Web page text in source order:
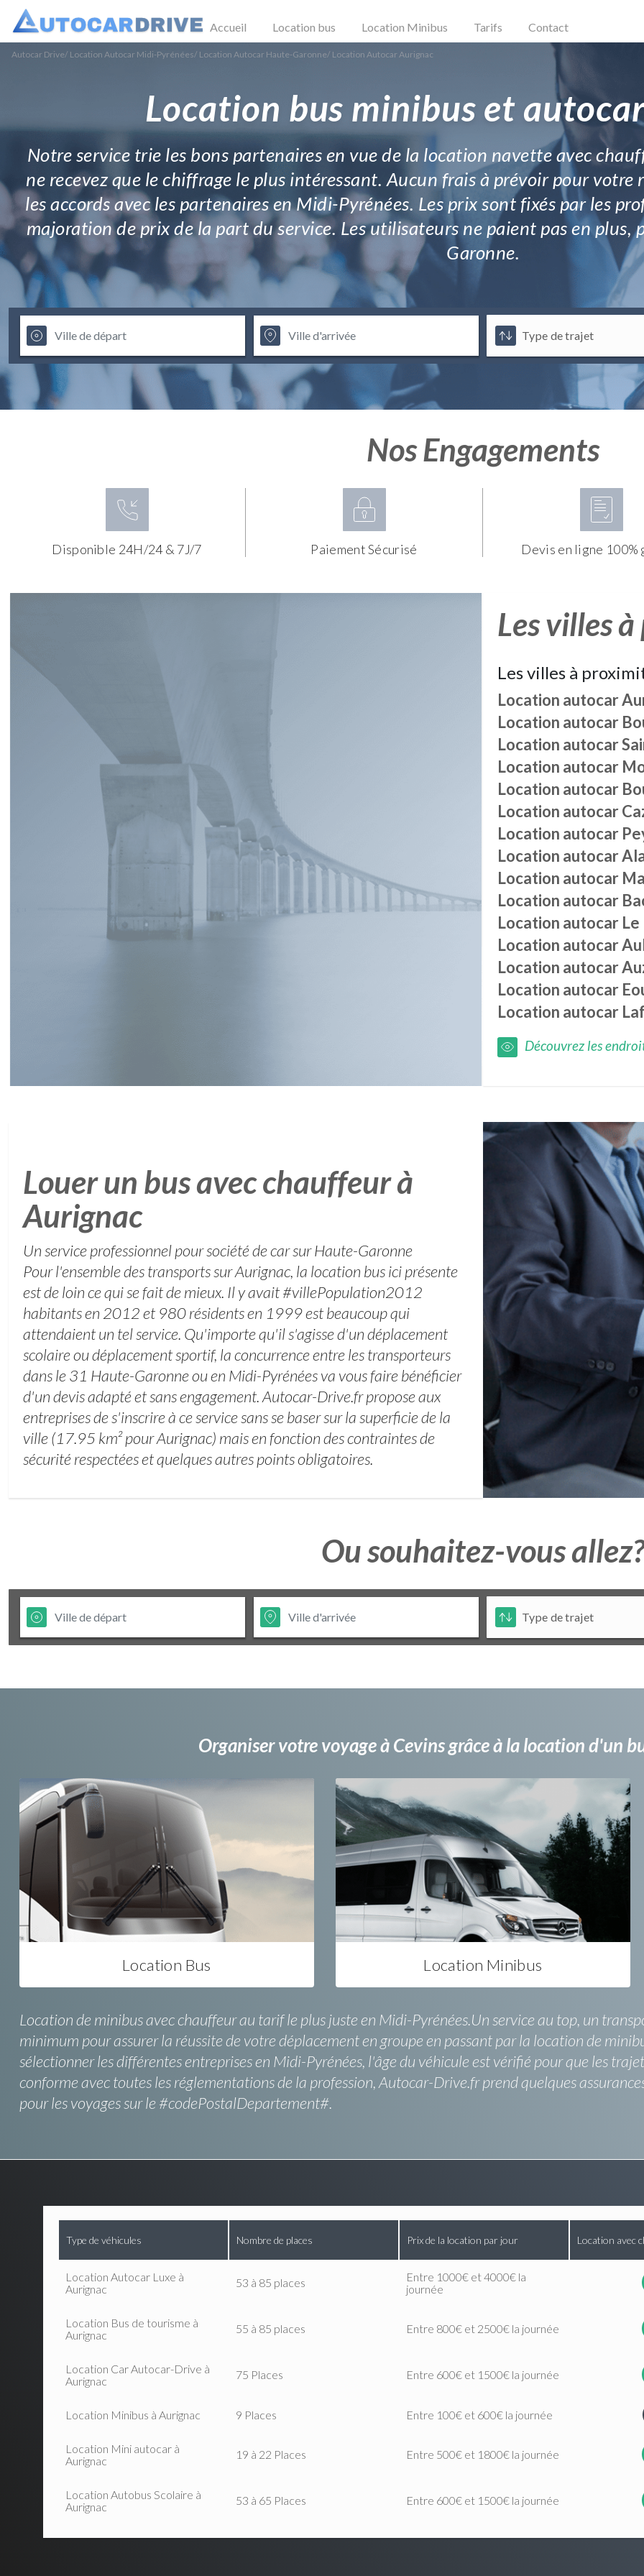
Accueil Location bus Location Minibus Tarifs Contact
Autocar Drive/ Location Autocar Midi-Pyrénées/ Location Autocar Haute-Garonne/ Location Autocar Aurignac
Location bus minibus et
Notre service trie les bons partenaires en vue de la location navette avec
ne recevez que le chiffrage le plus intéressant. Aucun frais à prévoir pour
les accords avec les partenaires en Midi-Pyrénées. Les prix sont fixés par les
majoration de prix de la part du service. Les utilisateurs ne paient pas en
Garonne.
Nos Engagements
Disponible 24H/24 & 7J/7 Paiement Sécurisé Devis en ligne
Les villes
Les villes à
Location autocar
Location autocar
Location autocar
Location autocar
Location autocar
Location autocar
Location autocar
Location autocar
Location autocar
Location autocar
Location autocar
Location autocar
Location autocar
Location autocar
Location autocar
Découvrez les
Louer un bus avec chauffeur à
Aurignac
Un service professionnel pour société de car sur Haute-Garonne
Pour l'ensemble des transports sur Aurignac, la location bus ici présente
est de loin ce qui se fait de mieux. Il y avait #villePopulation2012
habitants en 2012 et 980 résidents en 1999 est beaucoup qui
attendaient un tel service. Qu'importe qu'il s'agisse d'un déplacement
scolaire ou déplacement sportif, la concurrence entre les transporteurs
dans le 31 Haute-Garonne ou en Midi-Pyrénées va vous faire bénéficier
d'un devis adapté et sans engagement. Autocar-Drive.fr propose aux
entreprises de s'inscrire à ce service sans se baser sur la superficie de la
ville (17.95 km² pour Aurignac) mais en fonction des contraintes de
sécurité respectées et quelques autres points obligatoires.
Ou souhaitez-vous allez?
Organiser votre voyage à Cevins grâce à la location d'un
Location Bus Location Minibus
Location de minibus avec chauffeur au tarif le plus juste en Midi-Pyrénées.Un service au top, un
minimum pour assurer la réussite de votre déplacement en groupe en passant par la location de
sélectionner les différentes entreprises en Midi-Pyrénées, l'âge du véhicule est vérifié pour que les
conforme avec toutes les réglementations de la profession, Autocar-Drive.fr prend quelques
pour les voyages sur le #codePostalDepartement#.
Type de véhicules Nombre de places Prix de la location par jour Location avec
Location Autocar Luxe à
Aurignac
53 à 85 places
Entre 1000€ et 4000€ la
journée
Location Bus de tourisme à
Aurignac
55 à 85 places Entre 800€ et 2500€ la journée
Location Car Autocar-Drive à
Aurignac
75 Places Entre 600€ et 1500€ la journée
Location Minibus à Aurignac 9 Places Entre 100€ et 600€ la journée
Location Mini autocar à
Aurignac
19 à 22 Places Entre 500€ et 1800€ la journée
Location Autobus Scolaire à
Aurignac
53 à 65 Places Entre 600€ et 1500€ la journée